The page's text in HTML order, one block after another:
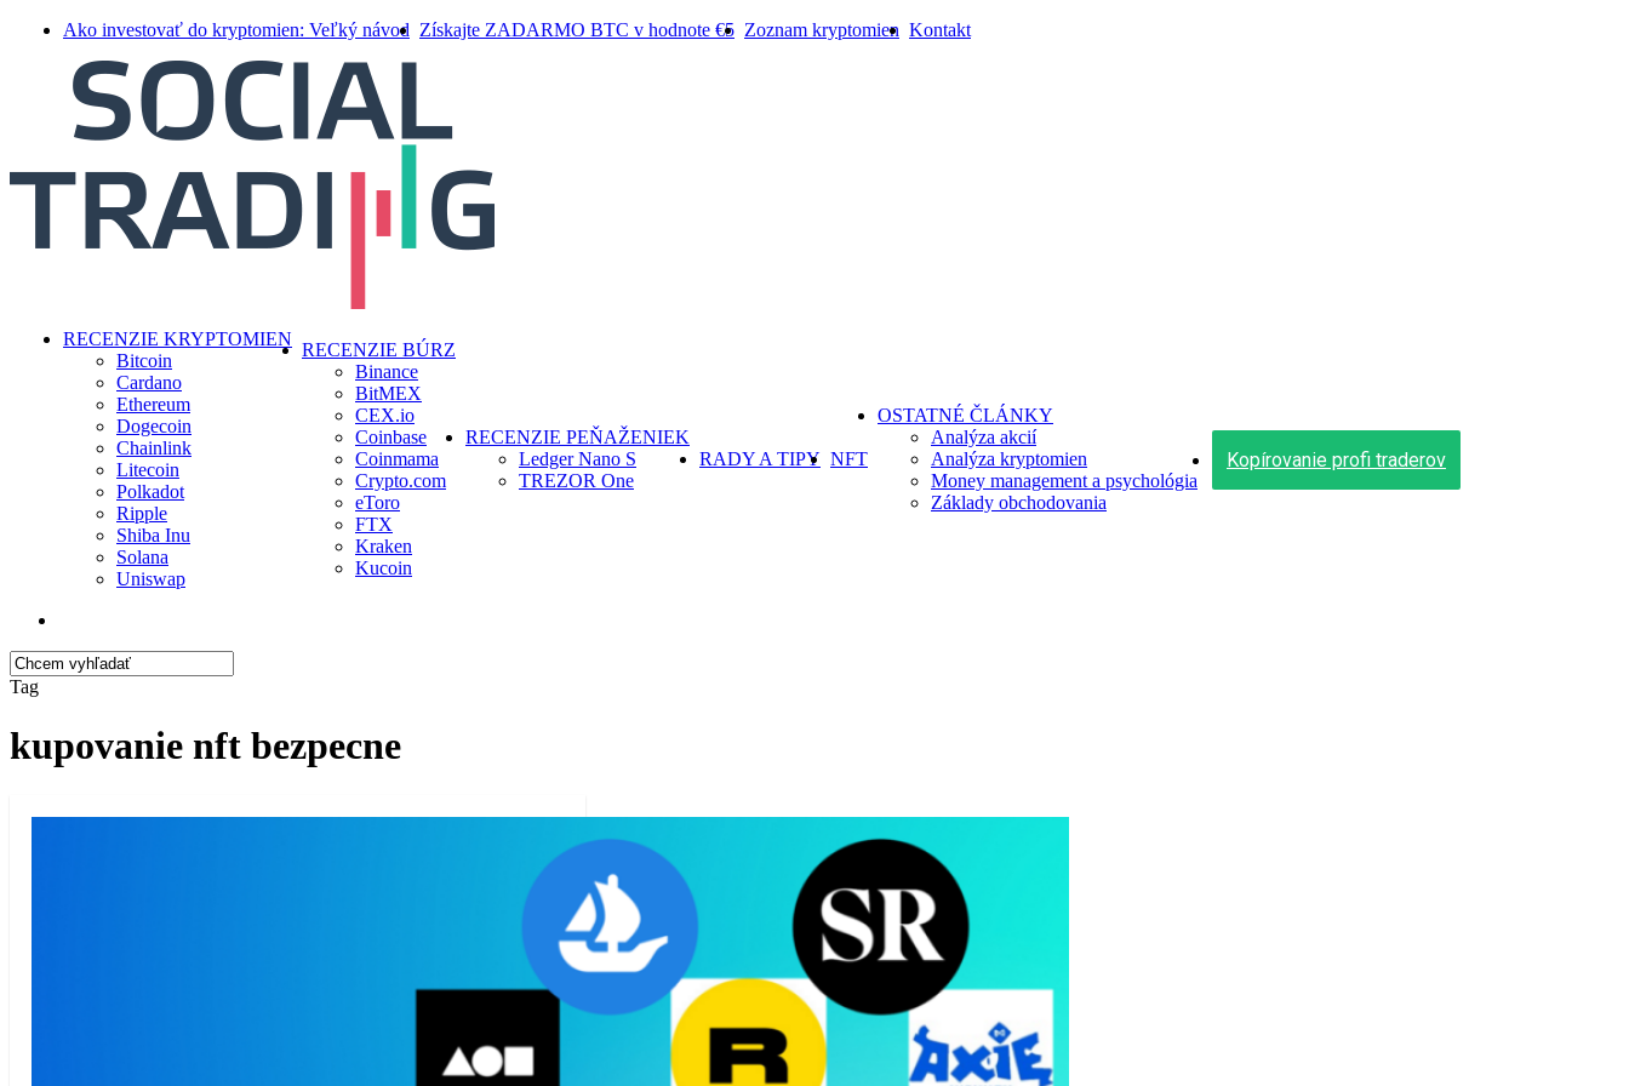
Ako investovať do kryptomien: Veľký návod Získajte ZADARMO BTC v hodnote €5 Zoznam kryptomien Kontakt
search
Menu
RECENZIE KRYPTOMIEN
Bitcoin
Cardano
Ethereum
Dogecoin
Chainlink
Litecoin
Polkadot
Ripple
Shiba Inu
Solana
Uniswap
RECENZIE BÚRZ
Binance
BitMEX
CEX.io
Coinbase
Coinmama
Crypto.com
eToro
FTX
Kraken
Kucoin
RECENZIE PEŇAŽENIEK
Ledger Nano S
TREZOR One
RADY A TIPY NFT
OSTATNÉ ČLÁNKY
Analýza akcií
Analýza kryptomien
Money management a psychológia
Základy obchodovania
Kopírovanie profi traderov
Close
Tag
kupovanie nft bezpecne